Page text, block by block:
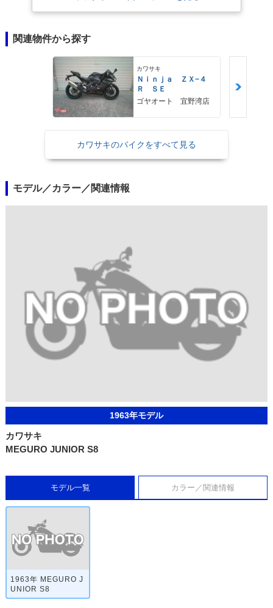
関連物件から探す
カワサキ
Ｎｉｎｊａ ＺＸ−４
Ｒ ＳＥ
ゴヤオート 宜野湾店
カワサキのバイクをすべて見る
モデル／カラー／関連情報
1963年モデル
カワサキ
MEGURO JUNIOR S8
モデル一覧 カラー／関連情報
1963年 MEGURO J
UNIOR S8